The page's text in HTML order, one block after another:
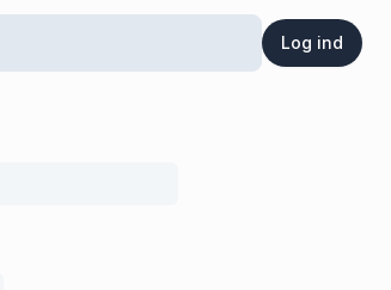
Log ind